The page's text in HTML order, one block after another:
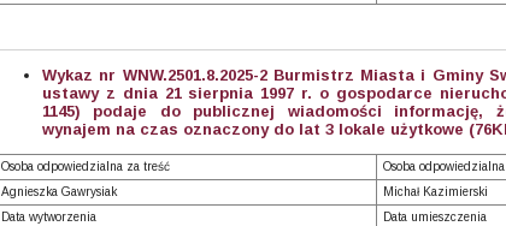
Wykaz nr WNW.2501.8.2025-2 Burmistrz Miasta i Gminy
ustawy z dnia 21 sierpnia 1997 r. o gospodarce
1145) podaje do publicznej wiadomości informację,
wynajem na czas oznaczony do lat 3 lokale użytkowe
Osoba odpowiedzialna za treść
Osoba
Agnieszka Gawrysiak
Michał Kazimierski
Data wytworzenia
Data umieszczenia